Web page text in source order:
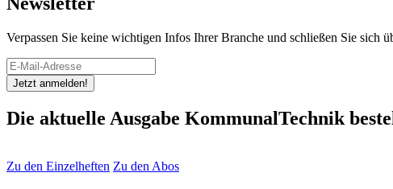
Verpassen Sie keine wichtigen Infos Ihrer Branche und schließen Sie sich
Jetzt anmelden!
Die aktuelle Ausgabe KommunalTechnik
Zu den Einzelheften Zu den Abos